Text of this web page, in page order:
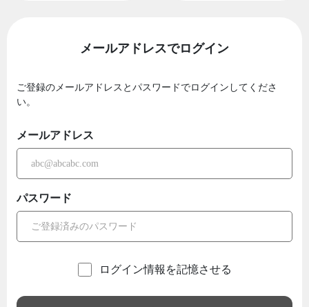
メールアドレスでログイン
ご登録のメールアドレスとパスワードでログインしてくださ
い。
メールアドレス
パスワード
ログイン情報を記憶させる